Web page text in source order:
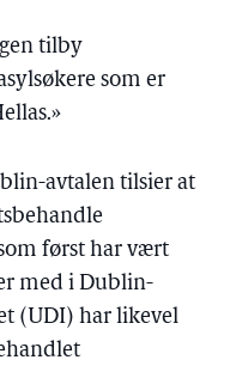
tilby
som er
avtalen tilsier at
først har vært
med i Dublin-
(UDI) har likevel